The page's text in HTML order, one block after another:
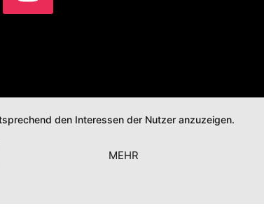
den Interessen der Nutzer anzuzeigen.
MEHR